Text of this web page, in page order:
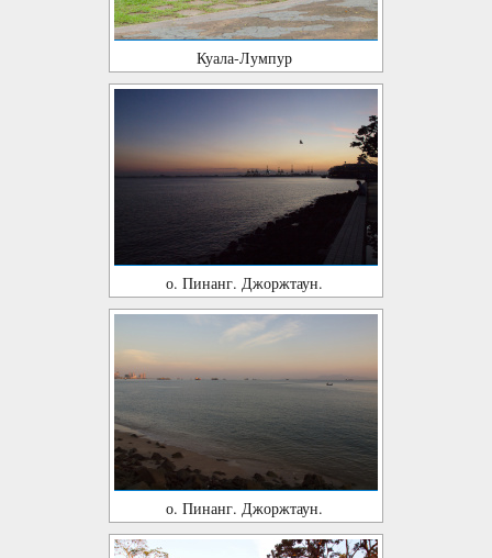
Куала-Лумпур
о. Пинанг. Джоржтаун.
о. Пинанг. Джоржтаун.